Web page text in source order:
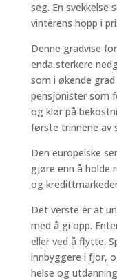
seg. En
vinterens hopp i
Denne gradvise
enda sterkere
som i økende
pensjonister som
og klør på
første trinnene av
Den europeiske
gjøre enn å holde
og
Det verste er at
med å gi opp.
eller ved å flytte.
innbyggere i fjor,
helse og